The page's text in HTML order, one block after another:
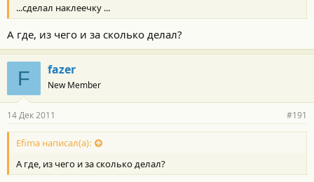
...сделал наклеечку ...
А где, из чего и за сколько делал?
F fazer
New Member
14 Дек 2011 #191
Efima написал(а):
А где, из чего и за сколько делал?